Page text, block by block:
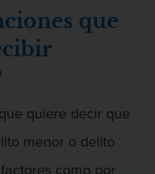
que
quiere decir que
menor o delito
como por